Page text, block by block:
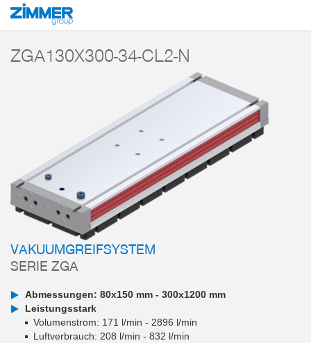
Start Produkte
ZGA130X300-34-CL2-N
VAKUUMGREIFSYSTEM
SERIE ZGA
Abmessungen: 80x150 mm - 300x1200 mm
Leistungsstark
Volumenstrom: 171 l/min - 2896 l/min
Luftverbrauch: 208 l/min - 832 l/min